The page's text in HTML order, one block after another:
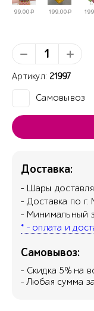
99.00Р 199.00Р
Артикул: 21997
Самовывоз
Доставка:
- Шары
- Доставка по г.
- Минимальный
* - оплата и
Самовывоз:
- Скидка 5% на
- Любая сумма